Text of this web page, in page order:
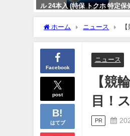
ル 24本入 (特保 トクホ 特定保
用食品)
2024年2月18日
ホーム ニュース
Facebook
post
はてブ
ニュース
【競
目！
PR